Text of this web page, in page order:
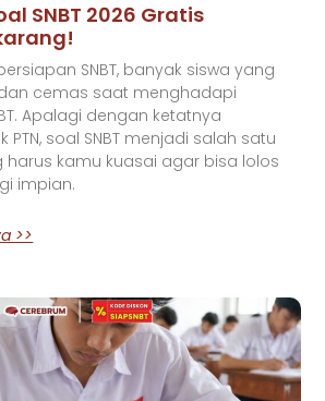
SNBT 2026 Gratis
SNBT, banyak siswa yang
cemas saat menghadapi
Apalagi dengan ketatnya
soal SNBT menjadi salah satu
harus kamu kuasai agar bisa lolos
impian.
>>